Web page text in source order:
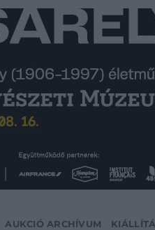
AUKCIÓ ARCHÍVUM